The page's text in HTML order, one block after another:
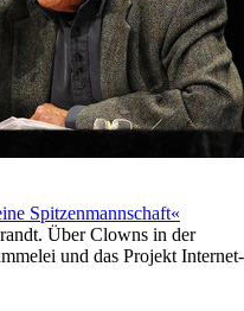
Spitzenmannschaft«
Über Clowns in der
und das Projekt Internet-